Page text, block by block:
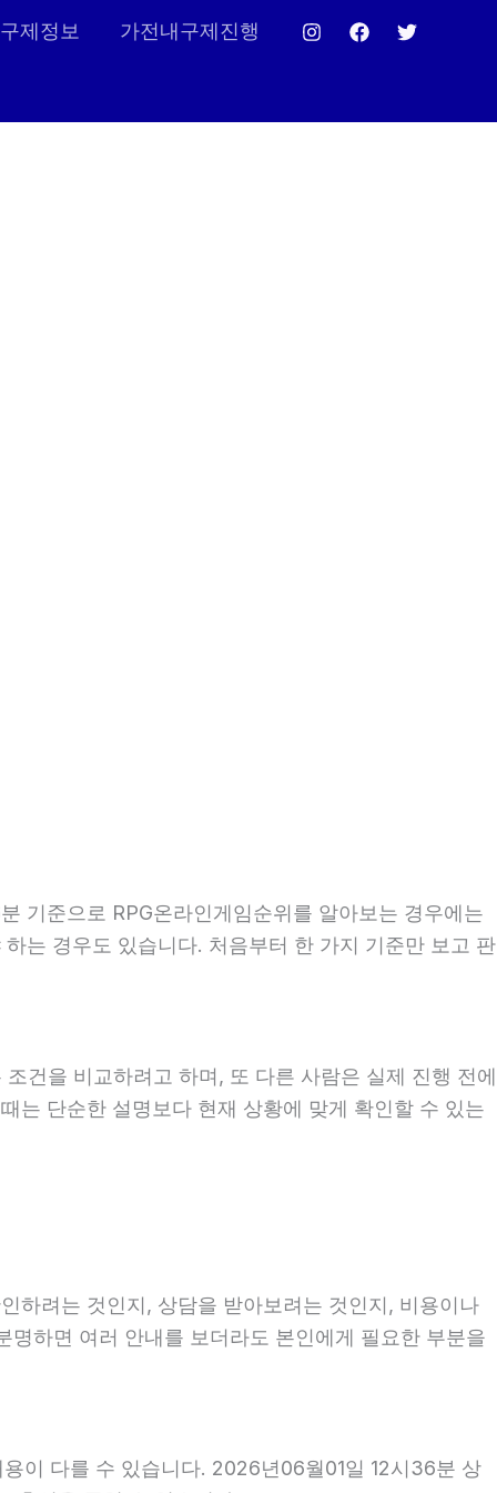
제정보 가전내구제진행
기준으로 RPG온라인게임순위를 알아보는 경우에는
는 경우도 있습니다. 처음부터 한 가지 기준만 보고 판
건을 비교하려고 하며, 또 다른 사람은 실제 진행 전에
는 단순한 설명보다 현재 상황에 맞게 확인할 수 있는
하려는 것인지, 상담을 받아보려는 것인지, 비용이나
하면 여러 안내를 보더라도 본인에게 필요한 부분을
이 다를 수 있습니다. 2026년06월01일 12시36분 상